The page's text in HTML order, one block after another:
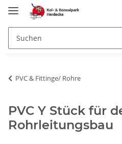
PVC & Fittinge/ Rohre
PVC Y Stück für
Rohrleitungsbau